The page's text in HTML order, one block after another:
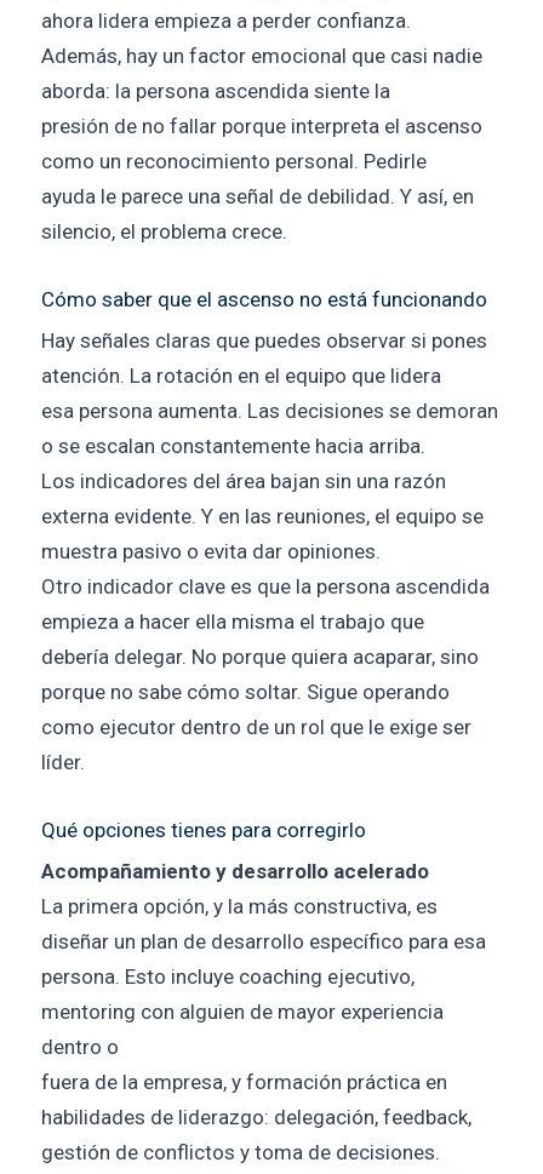
ahora lidera empieza a perder confianza.
Además, hay un factor emocional que casi nadie
aborda: la persona ascendida siente la
presión de no fallar porque interpreta el ascenso
como un reconocimiento personal. Pedirle
ayuda le parece una señal de debilidad. Y así, en
silencio, el problema crece.
Cómo saber que el ascenso no está funcionando
Hay señales claras que puedes observar si pones
atención. La rotación en el equipo que lidera
esa persona aumenta. Las decisiones se demoran
o se escalan constantemente hacia arriba.
Los indicadores del área bajan sin una razón
externa evidente. Y en las reuniones, el equipo se
muestra pasivo o evita dar opiniones.
Otro indicador clave es que la persona ascendida
empieza a hacer ella misma el trabajo que
debería delegar. No porque quiera acaparar, sino
porque no sabe cómo soltar. Sigue operando
como ejecutor dentro de un rol que le exige ser
líder.
Qué opciones tienes para corregirlo
Acompañamiento y desarrollo acelerado
La primera opción, y la más constructiva, es
diseñar un plan de desarrollo específico para esa
persona. Esto incluye coaching ejecutivo,
mentoring con alguien de mayor experiencia
dentro o
fuera de la empresa, y formación práctica en
habilidades de liderazgo: delegación, feedback,
gestión de conflictos y toma de decisiones.